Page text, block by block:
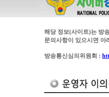
해당 정보(사이트)는 방
문의사항이 있으시면 아
방송통신심의위원회 :